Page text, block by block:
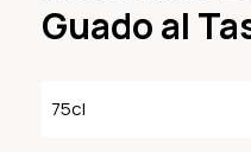
Guado al
75cl